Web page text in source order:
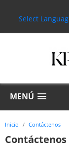
Select
MENÚ
Inicio Contáctenos
Contáctenos